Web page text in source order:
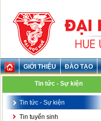
GIỚI THIỆU ĐÀO TẠO
Tin tức - Sự kiện
Tin tức - Sự kiện
Tin tuyển sinh